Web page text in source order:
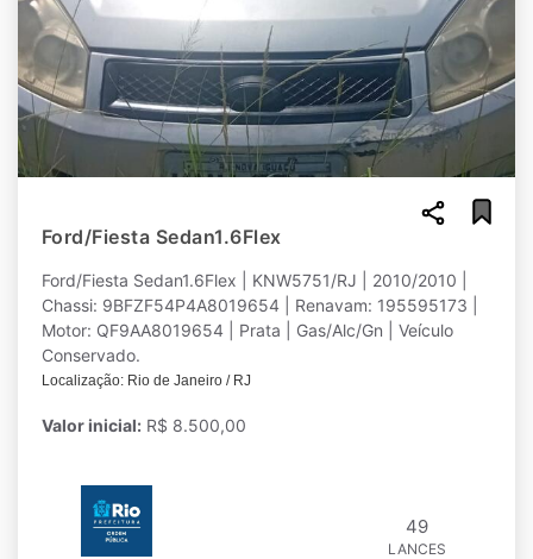
Ford/Fiesta Sedan1.6Flex
Ford/Fiesta Sedan1.6Flex | KNW5751/RJ | 2010/2010 |
Chassi: 9BFZF54P4A8019654 | Renavam: 195595173 |
Motor: QF9AA8019654 | Prata | Gas/Alc/Gn | Veículo
Conservado.
Localização: Rio de Janeiro / RJ
Valor inicial: R$ 8.500,00
49
LANCES